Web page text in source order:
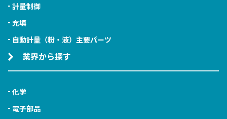
計量制御
充填
自動計量（粉・液）主要パーツ
業界から探す
化学
電子部品